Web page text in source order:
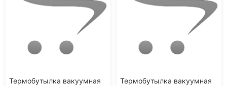
Термобутылка вакуумная
Термобутылка вакуумная